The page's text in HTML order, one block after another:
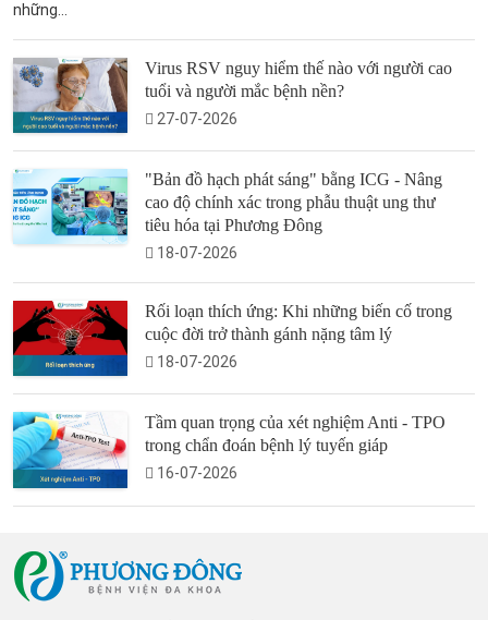
những...
Virus RSV nguy hiểm thế nào với người cao
tuổi và người mắc bệnh nền?
27-07-2026
"Bản đồ hạch phát sáng" bằng ICG - Nâng
cao độ chính xác trong phẫu thuật ung thư
tiêu hóa tại Phương Đông
18-07-2026
Rối loạn thích ứng: Khi những biến cố trong
cuộc đời trở thành gánh nặng tâm lý
18-07-2026
Tầm quan trọng của xét nghiệm Anti - TPO
trong chẩn đoán bệnh lý tuyến giáp
16-07-2026